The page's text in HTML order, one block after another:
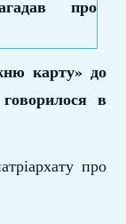
карту» до
в
про